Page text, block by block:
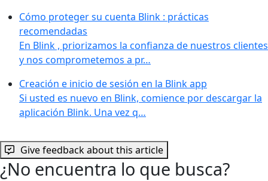
Cómo proteger su cuenta Blink : prácticas
recomendadas
En Blink , priorizamos la confianza de nuestros clientes
y nos comprometemos a pr…
Creación e inicio de sesión en la Blink app
Si usted es nuevo en Blink, comience por descargar la
aplicación Blink. Una vez q…
Give feedback about this article
¿No encuentra lo que busca?